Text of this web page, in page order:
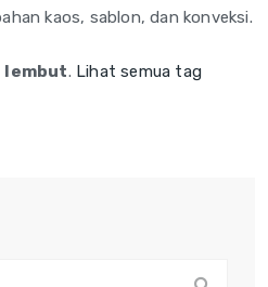
kaos, sablon, dan konveksi.
lembut. Lihat semua tag